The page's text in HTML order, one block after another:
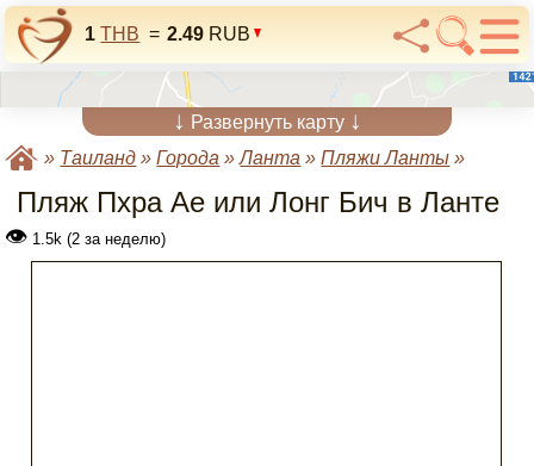
1 THB = 2.49 RUB
↓ Развернуть карту ↓
» Таиланд »Города »Ланта »Пляжи Ланты »
Пляж Пхра Ае или Лонг Бич в Ланте
👁 1.5k (2 за неделю)